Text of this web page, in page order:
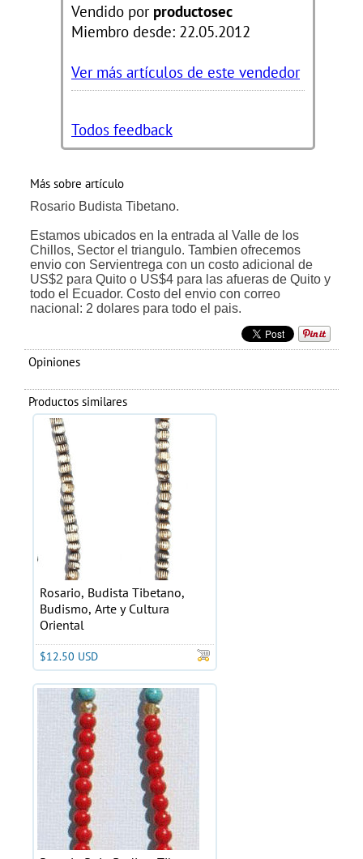
Vendido por productosec
Miembro desde: 22.05.2012
Ver más artículos de este vendedor
Todos feedback
Más sobre artículo
Rosario Budista Tibetano.
Estamos ubicados en la entrada al Valle de los
Chillos, Sector el triangulo. Tambien ofrecemos
envio con Servientrega con un costo adicional de
US$2 para Quito o US$4 para las afueras de Quito y
todo el Ecuador. Costo del envio con correo
nacional: 2 dolares para todo el pais.
Opiniones
Productos similares
Rosario, Budista Tibetano,
Budismo, Arte y Cultura
Oriental
$12.50 USD